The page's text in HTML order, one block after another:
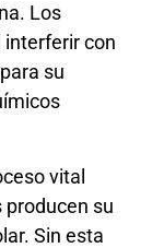
Los
interferir con
su
vital
su
Sin esta